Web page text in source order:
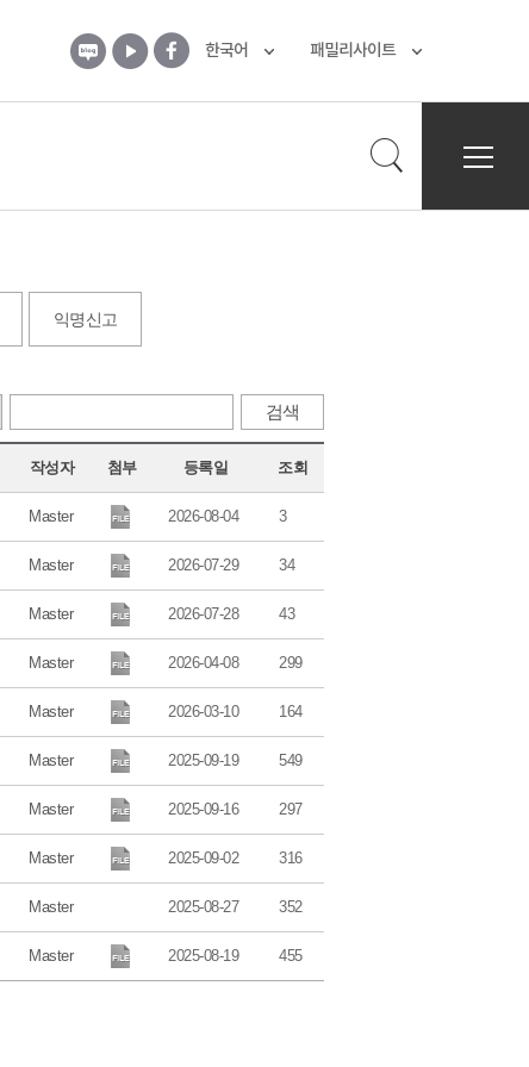
블
로
유
튜
페
이
북
한국어 패밀리사이트
검
전
메
익명신고
색
검색
작성자 첨부 등록일 조회
Master 2026-08-04 3
Master 2026-07-29 34
Master 2026-07-28 43
Master 2026-04-08 299
Master 2026-03-10 164
Master 2025-09-19 549
Master 2025-09-16 297
Master 2025-09-02 316
Master 2025-08-27 352
Master 2025-08-19 455